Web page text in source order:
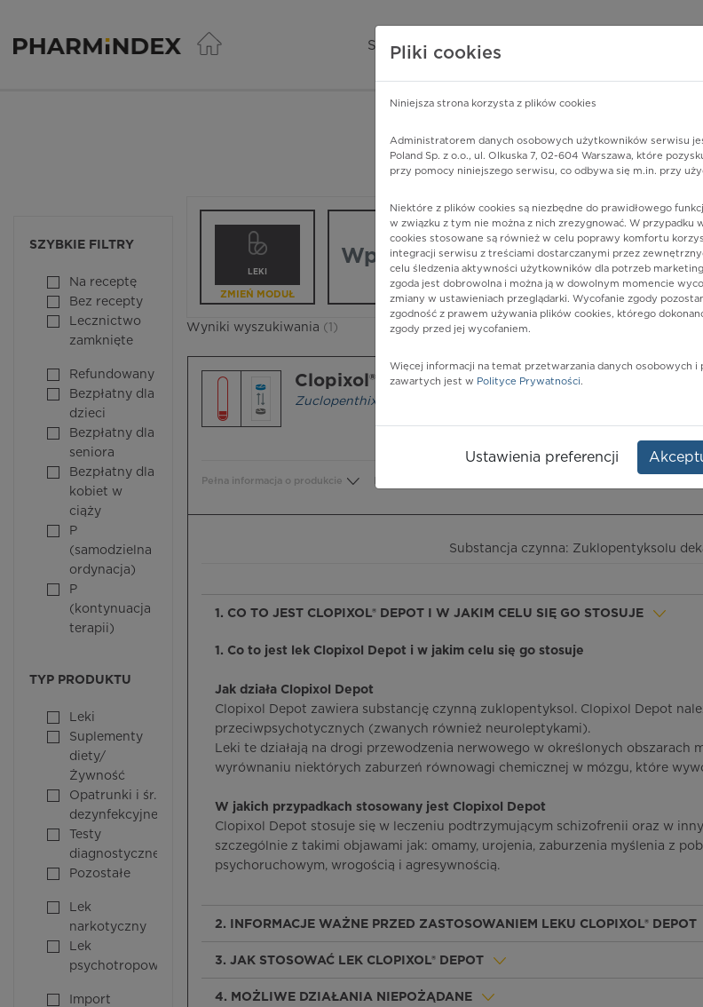
Pharmindex - lider wiedzy o lekach
SERWISY PHARMINDEX
SZYBKIE FILTRY
Na receptę
Bez recepty
Lecznictwo
zamknięte
Refundowany
Bezpłatny dla
dzieci
Bezpłatny dla
seniora
Bezpłatny dla
kobiet w
ciąży
P
(samodzielna
ordynacja)
P
(kontynuacja
terapii)
TYP PRODUKTU
Leki
Suplementy
diety/
Żywność
Opatrunki i śr.
dezynfekcyjne
Testy
diagnostyczne
Pozostałe
Lek
narkotyczny
Lek
psychotropowy
Import
Pharmindex
lider wiedzy o lekach
LEKI
ZMIEŃ MODUŁ
Wpisz nazwę lub substancję czynną
Wyniki wyszukiwania (1)
Clopixol® Depot
Zuclopenthixol decanoate
Postać:roztw. do wstrz.
Pełna informacja o produkcie
Substancja czynna: Zuklopentyksolu
1. CO TO JEST CLOPIXOL® DEPOT I W JAKIM CELU SIĘ GO STOSUJE
1. Co to jest lek Clopixol Depot i w jakim celu się go stosuje
Jak działa Clopixol Depot
Clopixol Depot zawiera substancję czynną zuklopentyksol. Clopixol Depot
przeciwpsychotycznych (zwanych również neuroleptykami).
Leki te działają na drogi przewodzenia nerwowego w określonych obszarach
wyrównaniu niektórych zaburzeń równowagi chemicznej w mózgu, które
W jakich przypadkach stosowany jest Clopixol Depot
Clopixol Depot stosuje się w leczeniu podtrzymującym schizofrenii oraz w
szczególnie z takimi objawami jak: omamy, urojenia, zaburzenia myślenia z
psychoruchowym, wrogością i agresywnością.
2. INFORMACJE WAŻNE PRZED ZASTOSOWANIEM LEKU CLOPIXOL® DEPOT
3. JAK STOSOWAĆ LEK CLOPIXOL® DEPOT
4. MOŻLIWE DZIAŁANIA NIEPOŻĄDANE
Pliki cookies
Niniejsza strona korzysta z plików cookies
Administratorem danych osobowych użytkowników serwisu
Poland Sp. z o.o., ul. Olkuska 7, 02-604 Warszawa, które
przy pomocy niniejszego serwisu, co odbywa się m.in. przy
Niektóre z plików cookies są niezbędne do prawidłowego
w związku z tym nie można z nich zrezygnować. W przypadku
cookies stosowane są również w celu poprawy komfortu
integracji serwisu z treściami dostarczanymi przez
celu śledzenia aktywności użytkowników dla potrzeb
zgoda jest dobrowolna i można ją w dowolnym momencie
zmiany w ustawieniach przeglądarki. Wycofanie zgody
zgodność z prawem używania plików cookies, którego
zgody przed jej wycofaniem.
Więcej informacji na temat przetwarzania danych osobowych i
zawartych jest w Polityce Prywatności.
Ustawienia preferencji